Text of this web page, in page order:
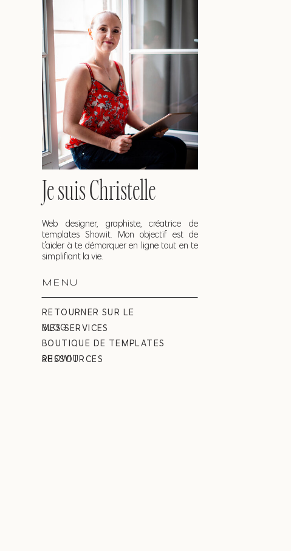
Je suis Christelle
Web designer, graphiste, créatrice de
templates Showit. Mon objectif est de
t'aider à te démarquer en ligne tout en te
simplifiant la vie.
MENU
RESSOURCES
RETOURNER SUR LE
BLOG
MES SERVICES
BOUTIQUE DE TEMPLATES
SHOWIT